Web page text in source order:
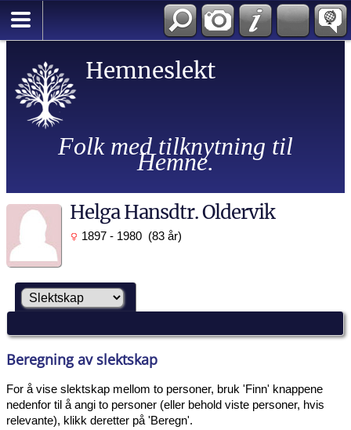
Hemneslekt
Folk med tilknytning til
Hemne.
Helga Hansdtr. Oldervik
1897 - 1980 (83 år)
Beregning av slektskap
For å vise slektskap mellom to personer, bruk 'Finn' knappene
nedenfor til å angi to personer (eller behold viste personer, hvis
relevante), klikk deretter på 'Beregn'.